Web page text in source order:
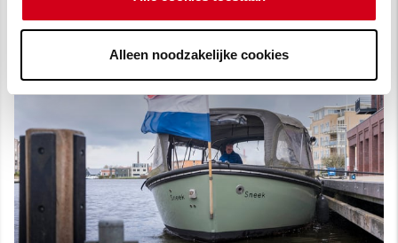
Alleen noodzakelijke cookies